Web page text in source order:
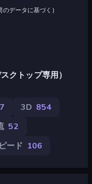
データに基づく )
クトップ専用）
3D 854
52
ード 106